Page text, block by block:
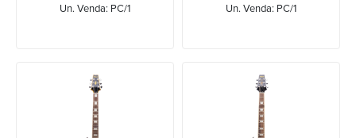
Un. Venda: PC/1
Un. Venda: PC/1